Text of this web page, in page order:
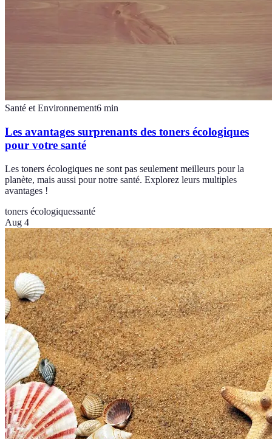
Santé et Environnement6 min
Les avantages surprenants des toners écologiques
pour votre santé
Les toners écologiques ne sont pas seulement meilleurs pour la
planète, mais aussi pour notre santé. Explorez leurs multiples
avantages !
toners écologiquessanté
Aug 4